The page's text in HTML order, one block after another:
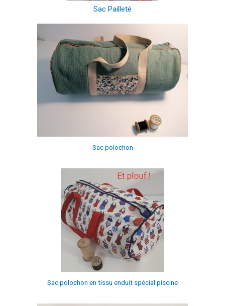
Sac Pailleté
Sac polochon
Sac polochon en tissu enduit spécial piscine